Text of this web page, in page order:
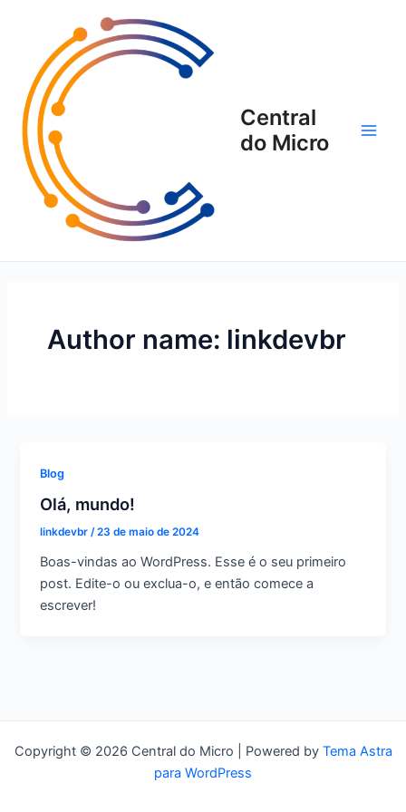
conteúdo
Central
do Micro
Author name: linkdevbr
Blog
Olá, mundo!
linkdevbr/23 de maio de 2024
Boas-vindas ao WordPress. Esse é o seu primeiro
post. Edite-o ou exclua-o, e então comece a
escrever!
Copyright © 2026 Central do Micro | Powered by Tema Astra
para WordPress